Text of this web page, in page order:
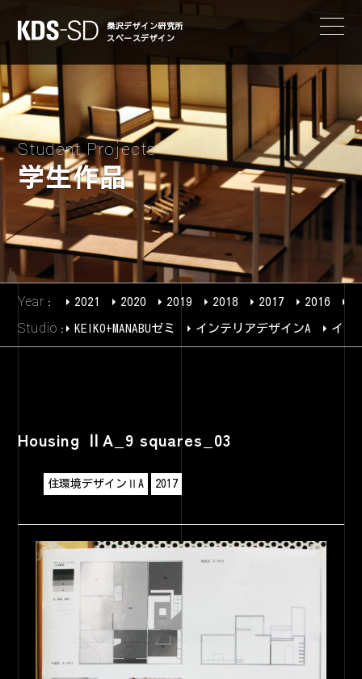
KDS-SD
桑沢デザイン研究所
スペースデザイン
Student Projects
学生作品
Year 2021 2020 2019 2018 2017 2016
Studio KEIKO+MANABUゼミ インテリアデザインA イン
Housing ⅡA_9 squares_03
住環境デザインⅡA 2017